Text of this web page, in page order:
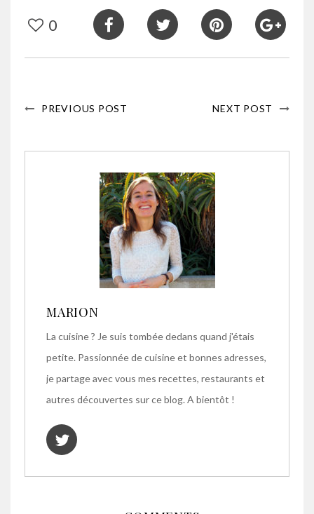
0
PREVIOUS POST NEXT POST
MARION
La cuisine ? Je suis tombée dedans quand j'étais
petite. Passionnée de cuisine et bonnes adresses,
je partage avec vous mes recettes, restaurants et
autres découvertes sur ce blog. A bientôt !